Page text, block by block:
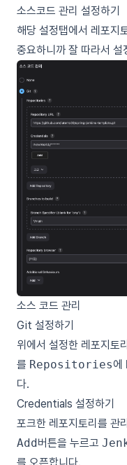
소스코드 관리 설정하기
해당 설정탭에서 레포지
중요하니까 잘 따라서 설
소스 코드 관리
Git 설정하기
위에서 설정한 레포지토
를 Repositories에
다.
Credentials 설정하기
포크한 레포지토리를 관
Add 버튼을 누르고